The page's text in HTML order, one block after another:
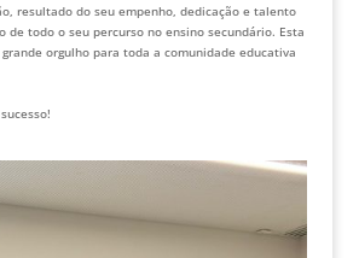
resultado do seu empenho, dedicação e talento
de todo o seu percurso no ensino secundário. Esta
orgulho para toda a comunidade educativa